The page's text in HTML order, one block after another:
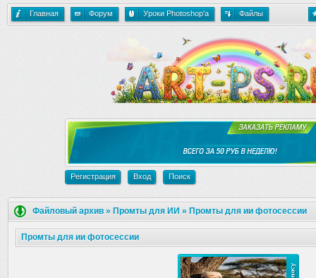
Главная Форум Уроки Photoshop'a Файлы
Регистрация Вход Поиск
Файловый архив » Промты для ИИ » Промты для ии фотосессии
Промты для ии фотосессии